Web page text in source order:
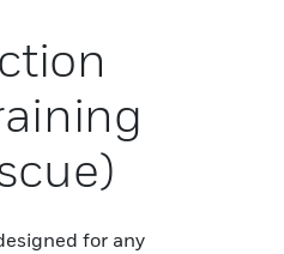
for any